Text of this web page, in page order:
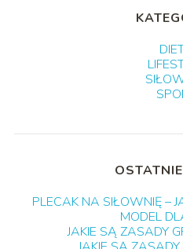
PLECAK NA SIŁOWNIĘ –
MODEL
JAKIE SĄ ZASADY